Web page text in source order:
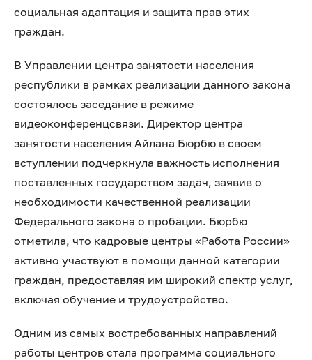
социальная адаптация и защита прав этих
граждан.
В Управлении центра занятости населения
республики в рамках реализации данного закона
состоялось заседание в режиме
видеоконференцсвязи. Директор центра
занятости населения Айлана Бюрбю в своем
вступлении подчеркнула важность исполнения
поставленных государством задач, заявив о
необходимости качественной реализации
Федерального закона о пробации. Бюрбю
отметила, что кадровые центры «Работа России»
активно участвуют в помощи данной категории
граждан, предоставляя им широкий спектр услуг,
включая обучение и трудоустройство.
Одним из самых востребованных направлений
работы центров стала программа социального